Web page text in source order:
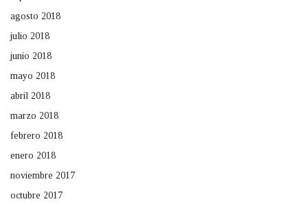
agosto 2018
julio 2018
junio 2018
mayo 2018
abril 2018
marzo 2018
febrero 2018
enero 2018
noviembre 2017
octubre 2017